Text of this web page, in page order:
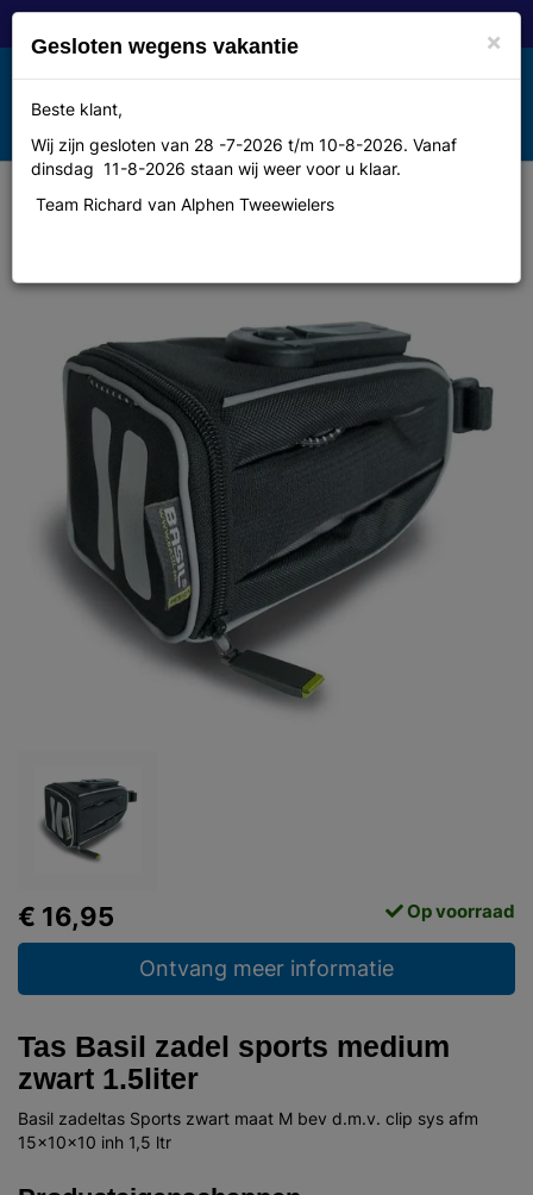
Toggle
navigation
MENU
Tas Basil zadel sports medium
€ 16,95 Op voorraad
Ontvang meer informatie
Tas Basil zadel sports medium
zwart 1.5liter
Basil zadeltas Sports zwart maat M bev d.m.v. clip sys afm
15x10x10 inh 1,5 ltr
×
Gesloten wegens vakantie
Beste klant,
Wij zijn gesloten van 28 -7-2026 t/m 10-8-2026. Vanaf
dinsdag 11-8-2026 staan wij weer voor u klaar.
Team Richard van Alphen Tweewielers